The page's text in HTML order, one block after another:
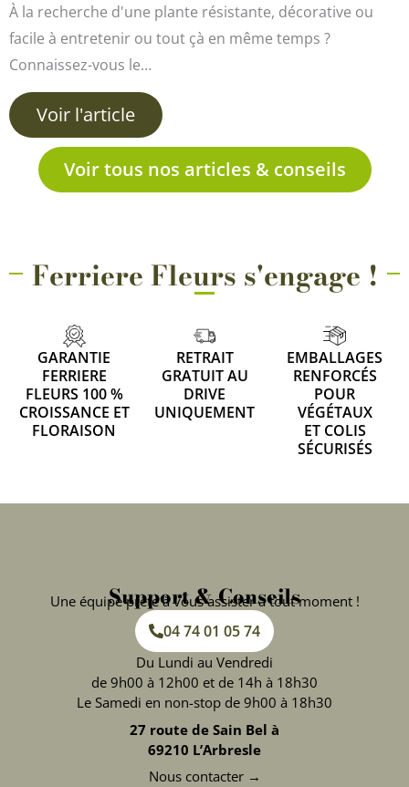
À la recherche d'une plante résistante, décorative ou
facile à entretenir ou tout çà en même temps ?
Connaissez-vous le…
Voir l'article
Voir tous nos articles & conseils
Ferriere Fleurs s'engage !
GARANTIE
FERRIERE
FLEURS 100 %
CROISSANCE ET
FLORAISON
RETRAIT
GRATUIT AU
DRIVE
UNIQUEMENT
EMBALLAGES
RENFORCÉS
POUR
VÉGÉTAUX
ET COLIS
SÉCURISÉS
Support & Conseils
Une équipe prête à vous assister à tout moment !
04 74 01 05 74
Du Lundi au Vendredi
de 9h00 à 12h00 et de 14h à 18h30
Le Samedi en non-stop de 9h00 à 18h30
27 route de Sain Bel à
69210 L’Arbresle
Nous contacter →